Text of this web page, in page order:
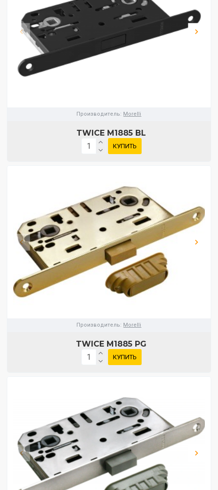
Производитель: Morelli
TWICE M1885 BL
КУПИТЬ
Производитель: Morelli
TWICE M1885 PG
КУПИТЬ